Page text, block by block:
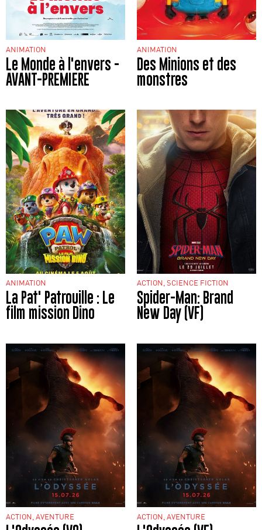
ANIMATION
Le Monde à l'envers -
AVANT-PREMIERE
ANIMATION
Des Minions et des
monstres
ANIMATION
La Pat' Patrouille : Le
film mission Dino
ACTION, SCIENCE FICTION
Spider-Man: Brand
New Day (VF)
ACTION, AVENTURE ACTION, AVENTURE